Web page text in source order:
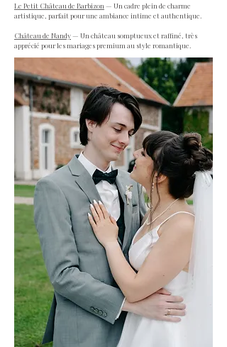
Le Petit Château de Barbizon— Un cadre plein de charme
artistique, parfait pour une ambiance intime et authentique.
Château de Nandy— Un château somptueux et raffiné, très
apprécié pour les mariages premium au style romantique.